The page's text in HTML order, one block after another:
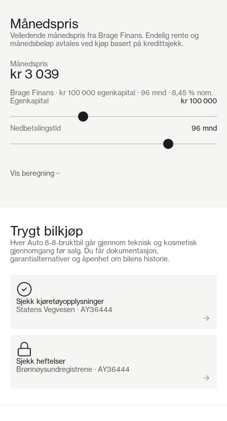
Månedspris
Veiledende månedspris fra Brage Finans. Endelig rente og
månedsbeløp avtales ved kjøp basert på kredittsjekk.
Månedspris
kr 3 039
Brage Finans · kr 100 000 egenkapital · 96 mnd · 8,45 % nom.
Egenkapital
kr 100 000
Nedbetalingstid 96 mnd
Vis beregning
Egenkapital kr 100 000
Etablerings- og tinglysingsgebyr
Termingebyr
Lånebeløp inkl. gebyrer kr 209 880
Flytende nominell rente
Trygt bilkjøp
Hver Auto 8-8-bruktbil går gjennom teknisk og kosmetisk
gjennomgang før salg. Du får dokumentasjon,
garantialternativer og åpenhet om bilens historie.
Sjekk kjøretøyopplysninger
Statens Vegvesen · AY36444
Sjekk heftelser
Brønnøysundregistrene · AY36444